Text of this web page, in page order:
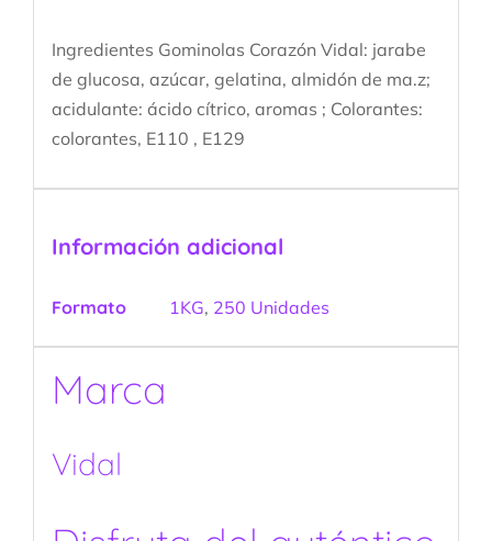
Ingredientes Gominolas Corazón Vidal: jarabe
de glucosa, azúcar, gelatina, almidón de ma.z;
acidulante: ácido cítrico, aromas ; Colorantes:
colorantes, E110 , E129
Información adicional
Formato 1KG, 250 Unidades
Marca
Vidal